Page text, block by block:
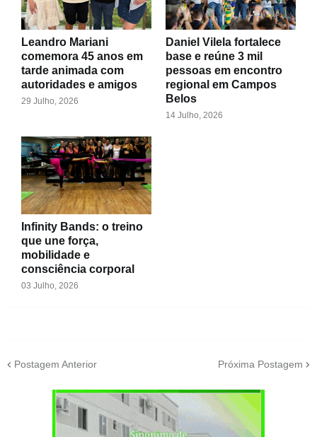
Leandro Mariani
comemora 45 anos em
tarde animada com
autoridades e amigos
29 Julho, 2026
Daniel Vilela fortalece
base e reúne 3 mil
pessoas em encontro
regional em Campos
Belos
14 Julho, 2026
Infinity Bands: o treino
que une força,
mobilidade e
consciência corporal
03 Julho, 2026
Postagem Anterior Próxima Postagem